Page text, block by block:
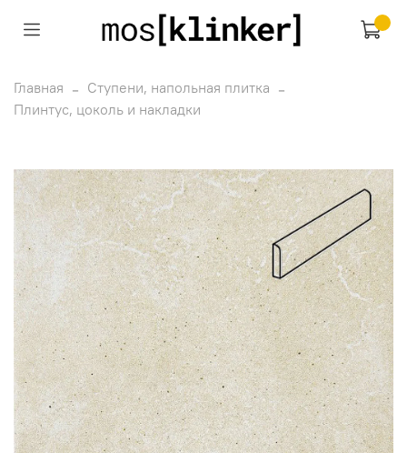
Главная
Ступени, напольная плитка
Плинтус, цоколь и накладки